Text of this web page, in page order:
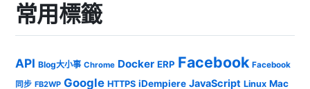
常用標籤
API Blog大小事 Chrome Docker ERP Facebook Facebook
同步 FB2WP Google HTTPS iDempiere JavaScript Linux Mac